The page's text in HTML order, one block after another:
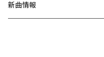
新曲情報